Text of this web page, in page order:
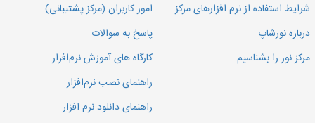
شرایط استفاده از نرم افزارهای مرکز
درباره نورشاپ
مرکز نور را بشناسیم
امور کاربران (مرکز پشتیبانی)
پاسخ به سوالات
کارگاه های آموزش نرم‌افزار
راهنمای نصب نرم‌افزار
راهنمای دانلود نرم افزار